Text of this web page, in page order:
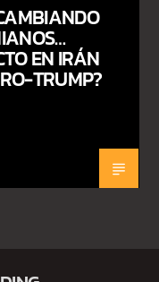
EN IRÁN
TRUMP?